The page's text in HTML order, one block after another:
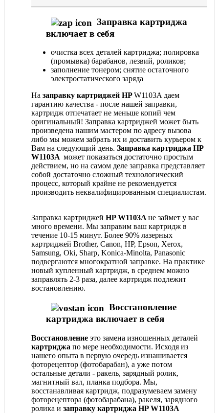
Заправка картриджа
включает в себя
очистка всех деталей картриджа; полировка
(промывка) барабанов, лезвий, роликов;
заполнение тонером; снятие остаточного
электростатического заряда
На заправку картриджей HPW1103A даем
гарантию качества - после нашей заправки,
картридж отпечатает не меньше копий чем
оригинальный! Заправка картриджей может быть
произведена нашим мастером по адресу вызова
либо мы можем забрать их и доставить курьером к
Вам на следующий день. Заправка картриджа HP
W1103A может показаться достаточно простым
действием, но на самом деле заправка представляет
собой достаточно сложный технологический
процесс, который крайне не рекомендуется
производить неквалифицированным специалистам.
Заправка картриджей HP W1103A не займет у вас
много времени. Мы заправим ваш картридж в
течение 10-15 минут. Более 90% лазерных
картриджей Brother, Canon, HP, Epson, Xerox,
Samsung, Oki, Sharp, Konica-Minolta, Panasonic
подвергаются многократной заправке. На практике
новый купленный картридж, в среднем можно
заправлять 2-3 раза, далее картридж подлежит
востановлению.
Восстановление
картриджа включает в себя
Восстановление это замена изношенных деталей
картриджа по мере необходимости. Исходя из
нашего опыта в первую очередь изнашивается
фоторецептор (фотобарабан), а уже потом
остальные детали - ракель, зарядный ролик,
магнитный вал, планка подбора. Мы,
восстанавливая картридж, подразумеваем замену
фоторецептора (фотобарабана), ракеля, зарядного
ролика и заправку картриджа HP W1103A